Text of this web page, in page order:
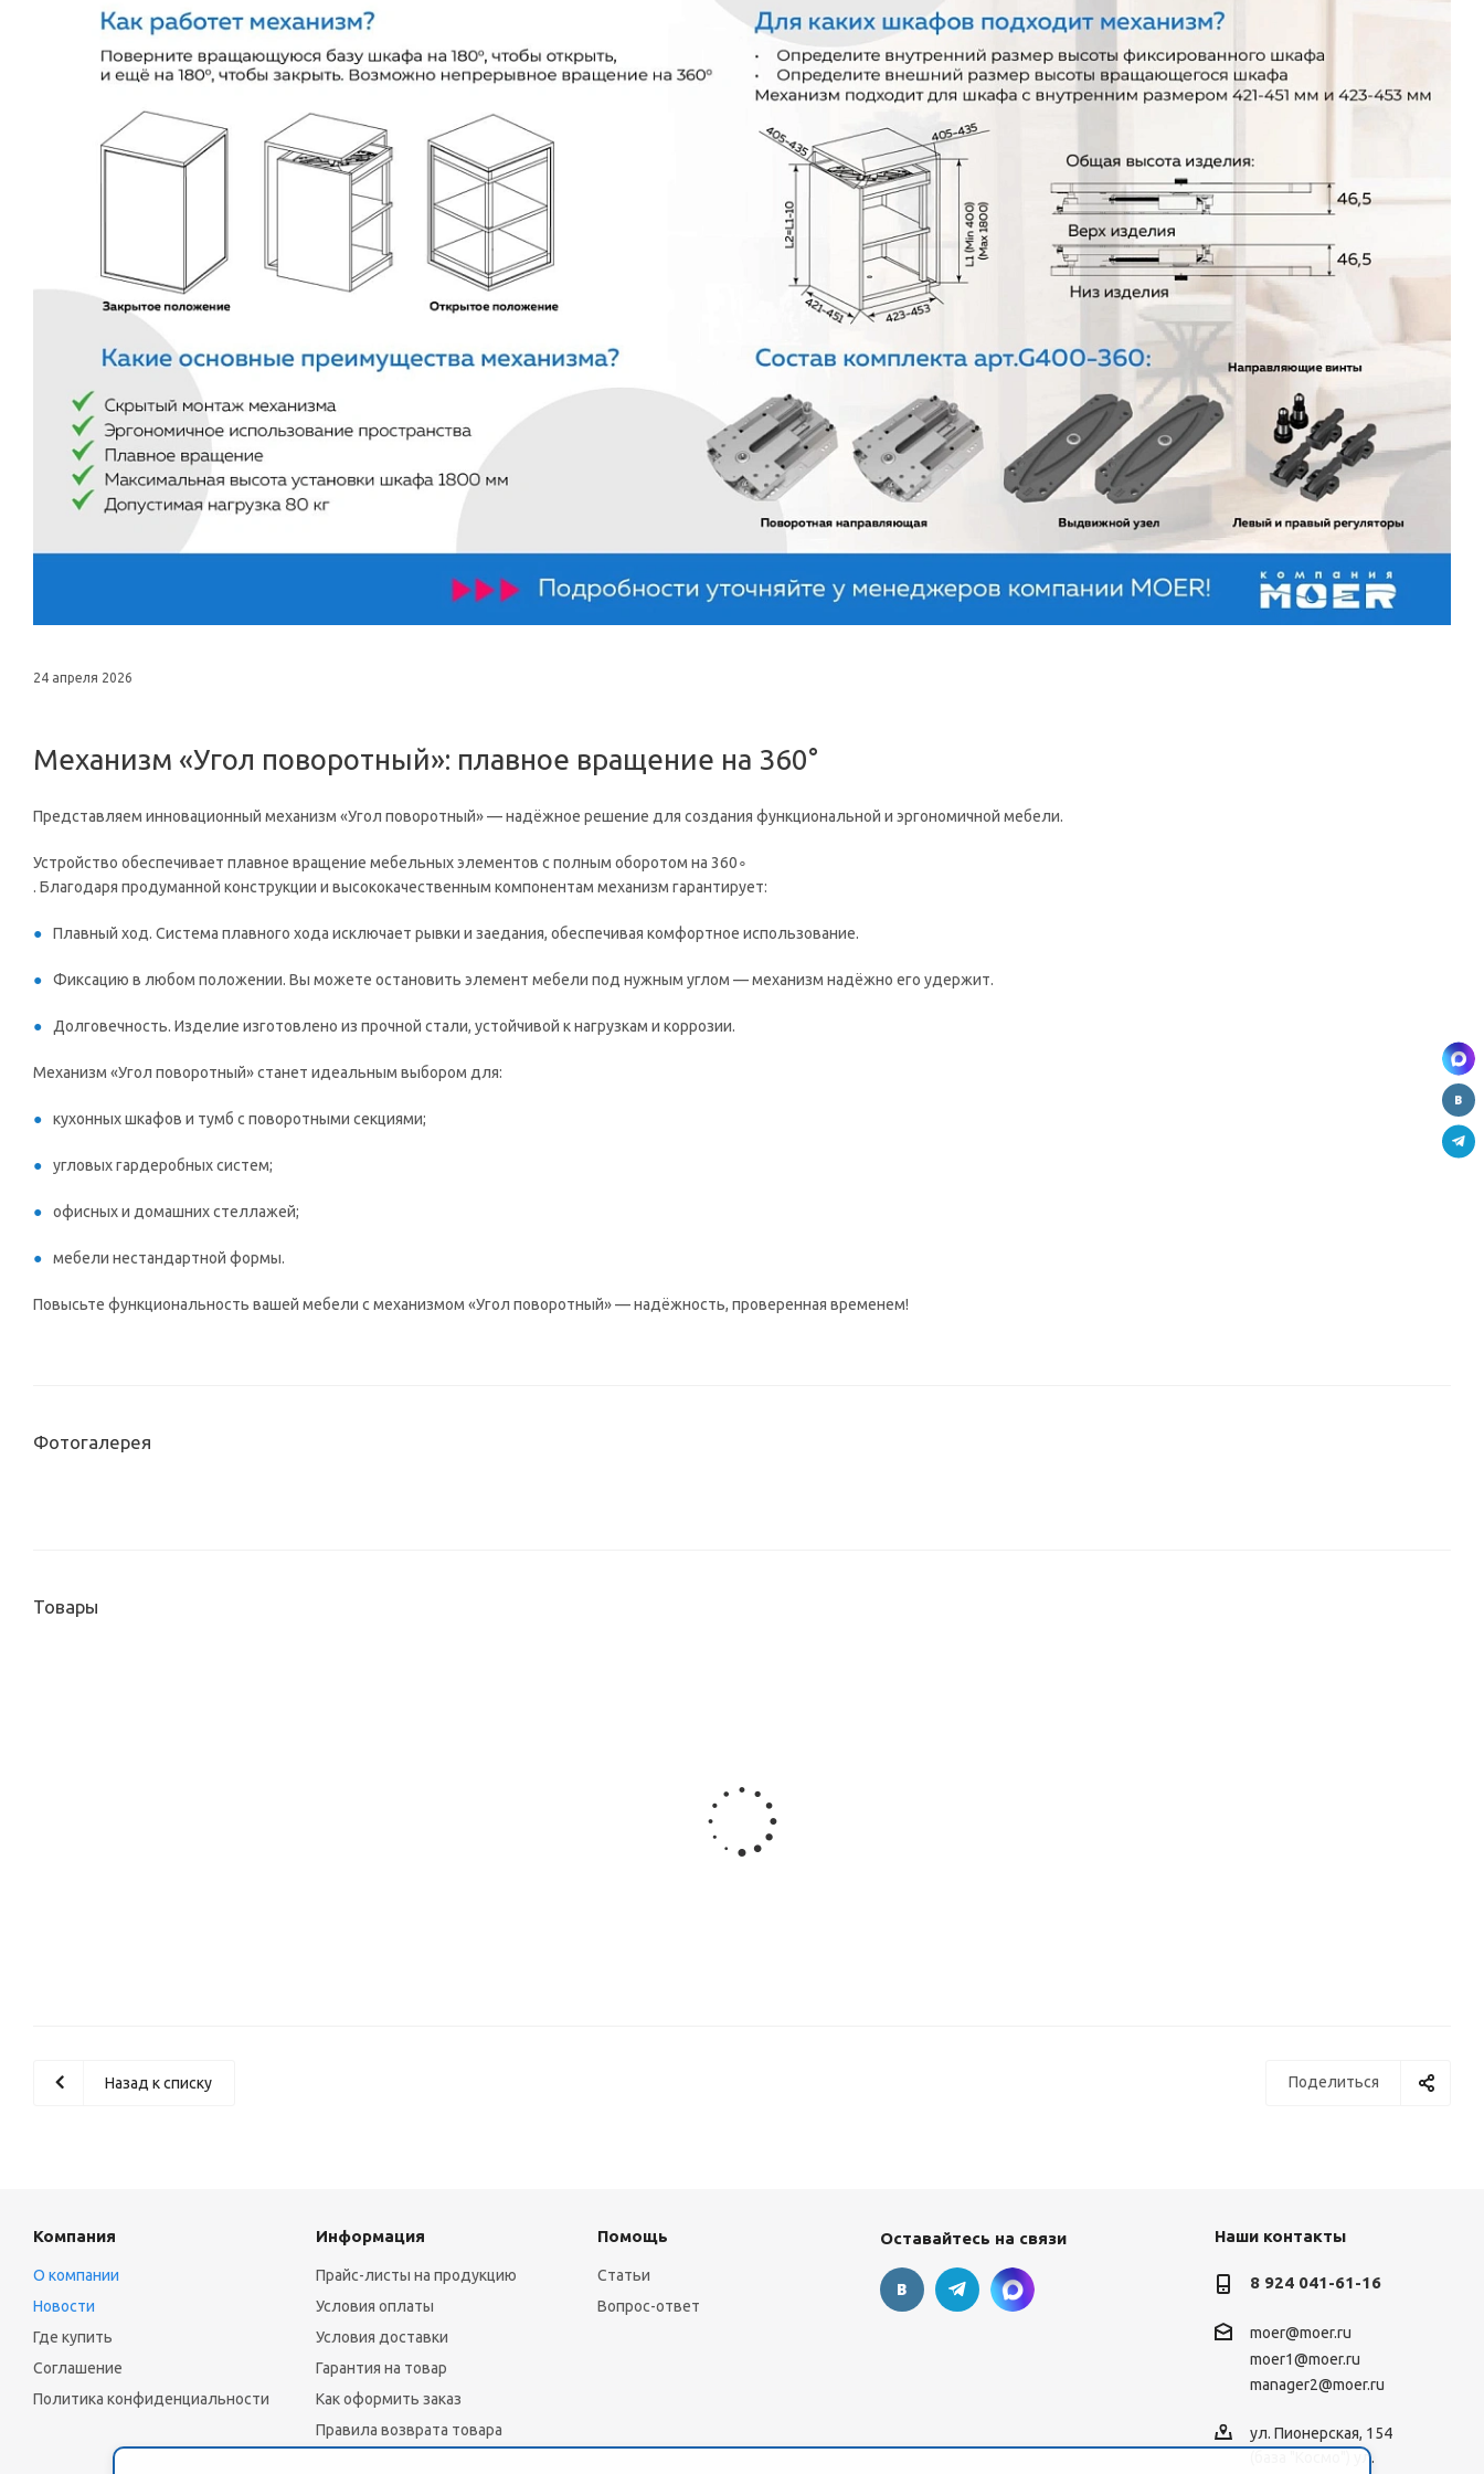
24 апреля 2026
Механизм «Угол поворотный»: плавное вращение на 360°
Представляем инновационный механизм «Угол поворотный» — надёжное решение для создания функциональной и эргономичной мебели.
Устройство обеспечивает плавное вращение мебельных элементов с полным оборотом на 360∘
. Благодаря продуманной конструкции и высококачественным компонентам механизм гарантирует:
Плавный ход. Система плавного хода исключает рывки и заедания, обеспечивая комфортное использование.
Фиксацию в любом положении. Вы можете остановить элемент мебели под нужным углом — механизм надёжно его удержит.
Долговечность. Изделие изготовлено из прочной стали, устойчивой к нагрузкам и коррозии.
Механизм «Угол поворотный» станет идеальным выбором для:
кухонных шкафов и тумб с поворотными секциями;
угловых гардеробных систем;
офисных и домашних стеллажей;
мебели нестандартной формы.
Повысьте функциональность вашей мебели с механизмом «Угол поворотный» — надёжность, проверенная временем!
Фотогалерея
Товары
Поделиться
Назад к списку
Компания
О компании
Новости
Где купить
Соглашение
Политика конфиденциальности
Информация
Прайс-листы на продукцию
Условия оплаты
Условия доставки
Гарантия на товар
Как оформить заказ
Правила возврата товара
Помощь
Статьи
Вопрос-ответ
Оставайтесь на связи Наши контакты
8 924 041-61-16
moer@moer.ru
moer1@moer.ru
manager2@moer.ru
ул. Пионерская, 154
(база "Космо") ул.